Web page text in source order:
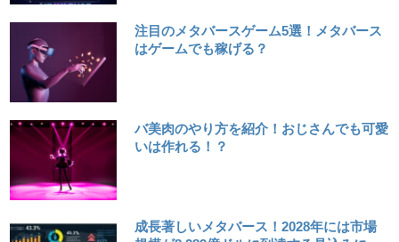
注目のメタバースゲーム5選！メタバース
はゲームでも稼げる？
バ美肉のやり方を紹介！おじさんでも可愛
いは作れる！？
成長著しいメタバース！2028年には市場